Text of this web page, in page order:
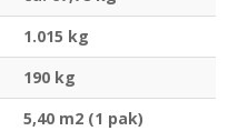
1.015 kg
190 kg
5,40 m2 (1 pak)